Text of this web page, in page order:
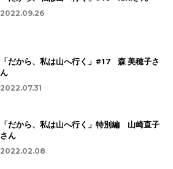
2022.09.26
「だから、私は山へ行く」#17 森 美穂子さ
ん
2022.07.31
「だから、私は山へ行く」特別編 山崎直子
さん
2022.02.08